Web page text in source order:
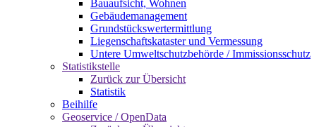
Bauaufsicht, Wohnen
Gebäudemanagement
Grundstückswertermittlung
Liegenschaftskataster und Vermessung
Untere Umweltschutzbehörde / Immissionsschutz
Statistikstelle
Zurück zur Übersicht
Statistik
Beihilfe
Geoservice / OpenData